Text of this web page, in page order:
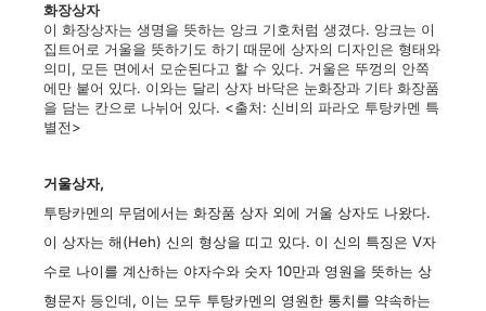
화장상자
이 화장상자는 생명을 뜻하는 앙크 기호처럼 생겼다. 앙크는 이
집트어로 거울을 뜻하기도 하기 때문에 상자의 디자인은 형태와
의미, 모든 면에서 모순된다고 할 수 있다. 거울은 뚜껑의 안쪽
에만 붙어 있다. 이와는 달리 상자 바닥은 눈화장과 기타 화장품
을 담는 칸으로 나뉘어 있다. <출처: 신비의 파라오 투탕카멘 특
별전>
거울상자,
투탕카멘의 무덤에서는 화장품 상자 외에 거울 상자도 나왔다.
이 상자는 해(Heh) 신의 형상을 띠고 있다. 이 신의 특징은 V자
수로 나이를 계산하는 야자수와 숫자 10만과 영원을 뜻하는 상
형문자 등인데, 이는 모두 투탕카멘의 영원한 통치를 약속하는